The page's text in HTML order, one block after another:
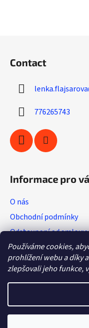
Používáme cookies,
prohlížení webu a díky
zlepšovali jeho funkce,
Contact
lenka.flajsarova
776265743
Informace pro
O nás
Obchodní podmínky
Odstoupení od smlouvy
Vratkový list (výměna
Reklamační protokol